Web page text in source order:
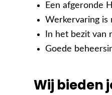
Een afgeronde
Werkervaring is
In het bezit van
Goede
Wij bieden